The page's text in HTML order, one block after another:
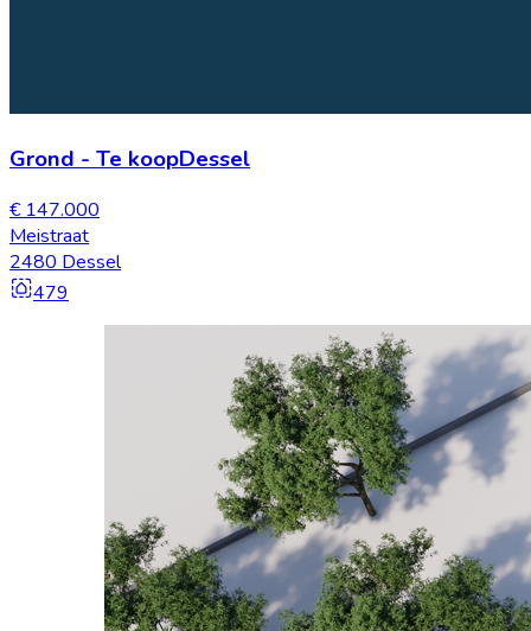
Grond - Te koopDessel
€ 147.000
Meistraat
2480 Dessel
479